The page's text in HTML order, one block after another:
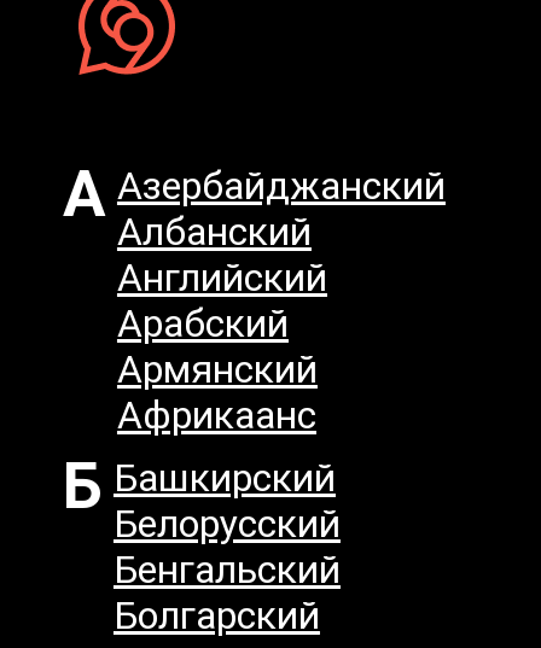
А Азербайджанский
Албанский
Английский
Арабский
Армянский
Африкаанс
Б Башкирский
Белорусский
Бенгальский
Болгарский